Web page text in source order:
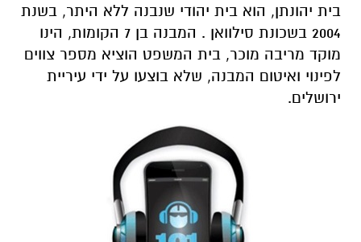
בית יהונתן, הוא בית יהודי שנבנה ללא היתר, בשנת
2004 בשכונת סילוואן . המבנה בן 7 הקומות, הינו
מוקד מריבה מוכר, בית המשפט הוציא מספר צווים
לפינוי ואיטום המבנה, שלא בוצעו על ידי עיריית
ירושלים.